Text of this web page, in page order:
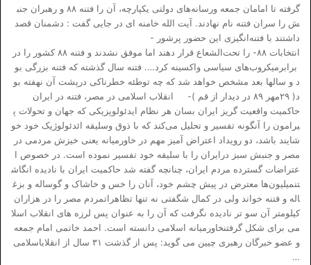
گرفته تا امامان جمعه ورسانه‌های دولتی یکپارچه، آن را فتنه ۸۸ و رهبران جنب
ش را سران فتنه نام نهادند. آیت الله خامنه ای در جایی گفت : دشمنان قصد
داشتند با فتنه‌انگیزی این حضور پرشور -
انتخابات ۸۸- را تحت‌الشعاع قرار دهند اما موفق نشدند و فتنه ۸۸ کشور را در
برابرمیکروب‌های سیاسی واکسینه کرد…. فتنه سال گذشته که فتنه بزرگی بو
د و سالها بعد مشخص خواهد شد که چه توطئه خطرناکی درپشت آن نهفته بو
د( ۲۹مهر ۸۹ در دیدار از قم )- انقلاب اسلامی در مصر، فتنه در ایران
حاکمیت واقعیت گریز ایران بسان هر نظام ایدئولوپزیکی که جهان و تحولات پ
یرامون را آنگونه تفسیر و تحلیل می‌کند که با ذوق وسلیقه ائدئولوژیک خود خو
شایند باشد، دو رویداد اعتراض آمیز مهم در خاورمیانه یعنی خیزش مردمی در
مصر و جنبش سبز درایران را با سلیقه خود تفسیر نموده است. در خصوص ا
عتراضات گسترده مردم ایران، چنانچه گفته شد حاکمیت ایران با نادیده انگاش
تنمیلیون‌ها معترض در پیش چشم خود، آنان را خس و خاشاک و گوساله و بزغ
اله و فتنه خواند ولی در کمال شگفتی نه تنها تظاهراتمردم مصر را در هزاران
کیلومتر آن سو تر نادیده نگرفت که آن را به عنوان پس لرزه های انقلاب اسلا
می برای شکل گرفتنخاورمیانه اسلامی دانسته است. احمد خاتمی امام جمعه
و عضو خبرگان رهبری چیین می گوید: پس از گذشت ۳۱ سال از انقلاباسلامی
…